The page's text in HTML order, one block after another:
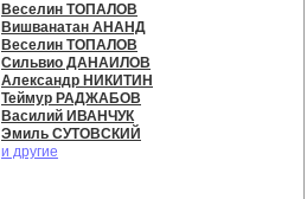
Веселин ТОПАЛОВ
Вишванатан АНАНД
Веселин ТОПАЛОВ
Сильвио ДАНАИЛОВ
Александр НИКИТИН
Теймур РАДЖАБОВ
Василий ИВАНЧУК
Эмиль СУТОВСКИЙ
и другие